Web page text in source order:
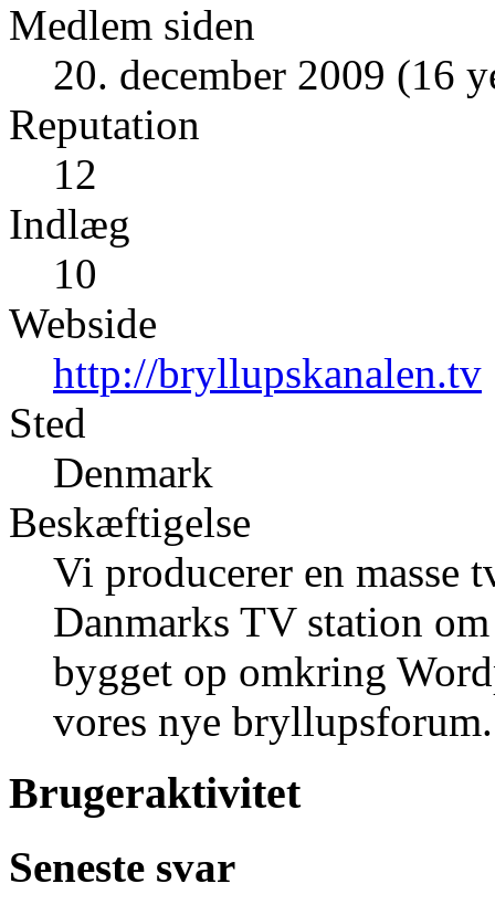
Medlem siden
20. december 2009 (16
Reputation
12
Indlæg
10
Webside
http://bryllupskanalen.tv
Sted
Denmark
Beskæftigelse
Vi producerer en masse
Danmarks TV station
bygget op omkring
vores nye bryllupsforum.
Brugeraktivitet
Seneste svar